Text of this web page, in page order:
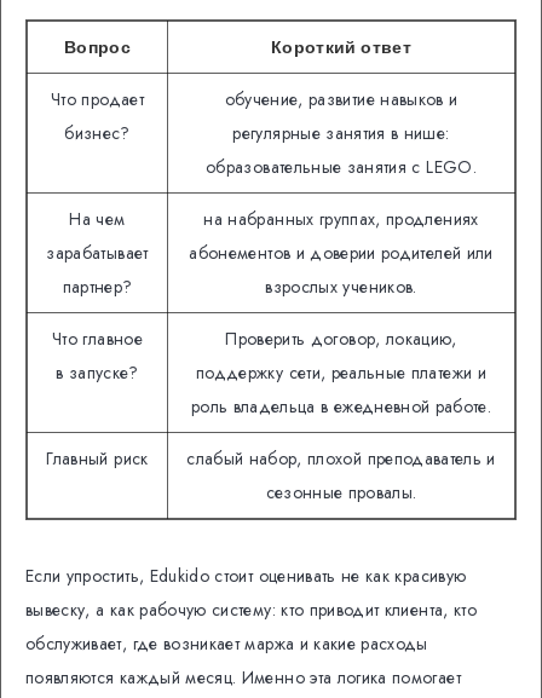
Вопрос Короткий ответ
Что продает
бизнес?
обучение, развитие навыков и
регулярные занятия в нише:
образовательные занятия с LEGO.
На чем
зарабатывает
партнер?
на набранных группах, продлениях
абонементов и доверии родителей или
взрослых учеников.
Что главное
в запуске?
Проверить договор, локацию,
поддержку сети, реальные платежи и
роль владельца в ежедневной работе.
Главный риск
слабый набор, плохой преподаватель и
сезонные провалы.
Если упростить, Edukido стоит оценивать не как красивую
вывеску, а как рабочую систему: кто приводит клиента, кто
обслуживает, где возникает маржа и какие расходы
появляются каждый месяц. Именно эта логика помогает